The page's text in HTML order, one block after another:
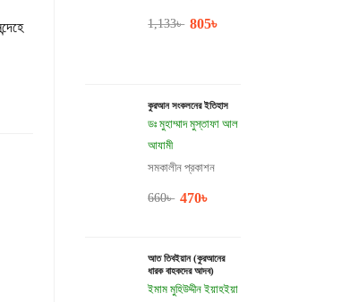
1,133৳ 805৳
কুরআন সংকলনের ইতিহাস
ডঃ মুহাম্মাদ মুস্তাফা আল
আযামী
সমকালীন প্রকাশন
660৳ 470৳
আত তিবইয়ান (কুরআনের
ধারক বাহকদের আদব)
ইমাম মুহিউদ্দীন ইয়াহইয়া